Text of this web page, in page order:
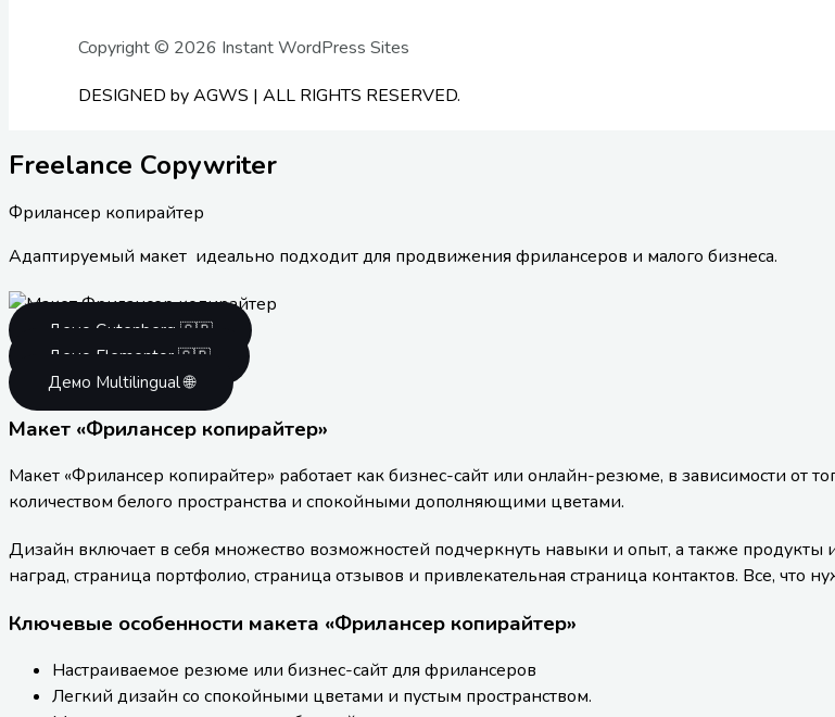
Copyright © 2026 Instant WordPress Sites
DESIGNED by AGWS | ALL RIGHTS RESERVED.
Freelance Copywriter
Фрилансер копирайтер
Адаптируемый макет идеально подходит для продвижения фрилансеров и малого бизнеса.
Демо Gutenberg 🇬🇧
Демо Elementor 🇬🇧
Демо Multilingual 🌐
Макет «Фрилансер копирайтер»
Макет «Фрилансер копирайтер» работает как бизнес-сайт или онлайн-резюме, в зависимости от
количеством белого пространства и спокойными дополняющими цветами.
Дизайн включает в себя множество возможностей подчеркнуть навыки и опыт, а также продукты
наград, страница портфолио, страница отзывов и привлекательная страница контактов. Все, что
Ключевые особенности макета «Фрилансер копирайтер»
Настраиваемое резюме или бизнес-сайт для фрилансеров
Легкий дизайн со спокойными цветами и пустым пространством.